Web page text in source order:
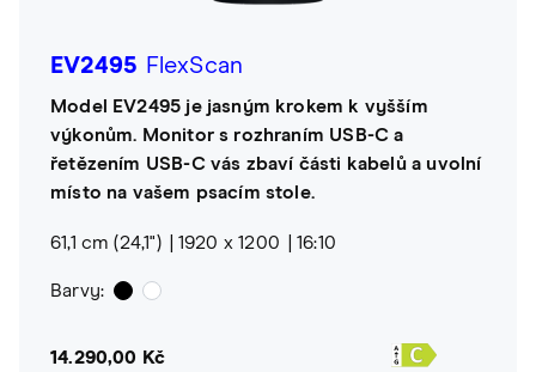
EV2495 FlexScan
Model EV2495 je jasným krokem k vyšším
výkonům. Monitor s rozhraním USB-C a
řetězením USB-C vás zbaví části kabelů a uvolní
místo na vašem psacím stole.
61,1 cm (24,1") 1920 x 1200 16:10
Barvy:
14.290,00 Kč